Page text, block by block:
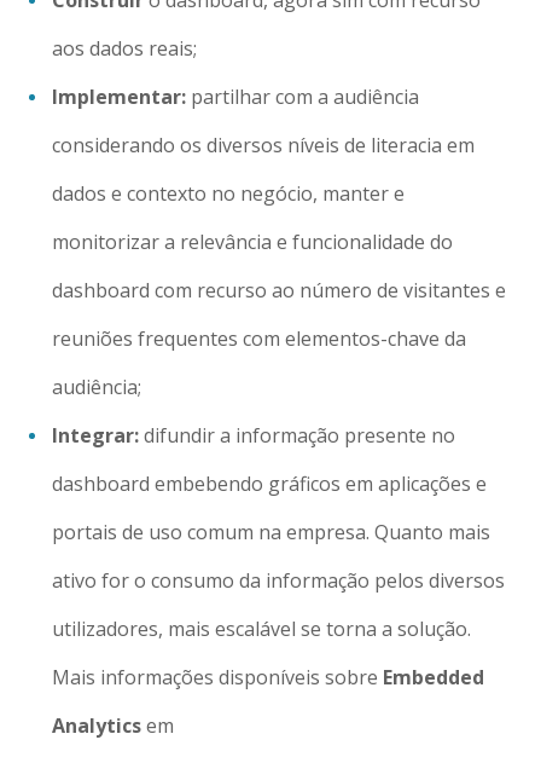
aos dados reais;
Implementar: partilhar com a audiência
considerando os diversos níveis de literacia em
dados e contexto no negócio, manter e
monitorizar a relevância e funcionalidade do
dashboard com recurso ao número de visitantes e
reuniões frequentes com elementos-chave da
audiência;
Integrar:difundir a informação presente no
dashboard embebendo gráficos em aplicações e
portais de uso comum na empresa. Quanto mais
ativo for o consumo da informação pelos diversos
utilizadores, mais escalável se torna a solução.
Mais informações disponíveis sobre Embedded
Analyticsem